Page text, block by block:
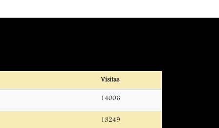
Visitas
14006
13249